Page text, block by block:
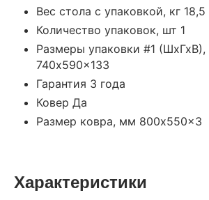
Вес стола с упаковкой, кг 18,5
Количество упаковок, шт 1
Размеры упаковки #1
740x590x133
Гарантия 3 года
Ковер Да
Размер ковра, мм 800x550x3
Характеристики